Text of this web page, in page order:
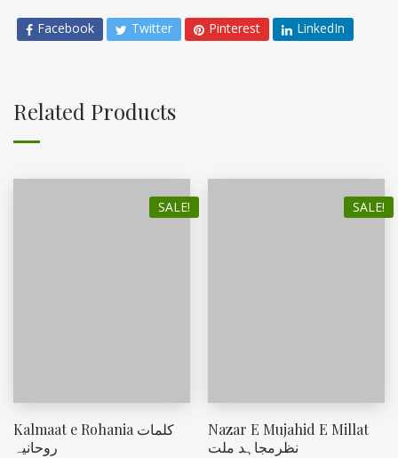
Facebook Twitter Pinterest LinkedIn
Related Products
SALE!
Kalmaat e Rohania کلمات
روحانیہ
SALE!
Nazar E Mujahid E Millat
نظرمجاہد ملت